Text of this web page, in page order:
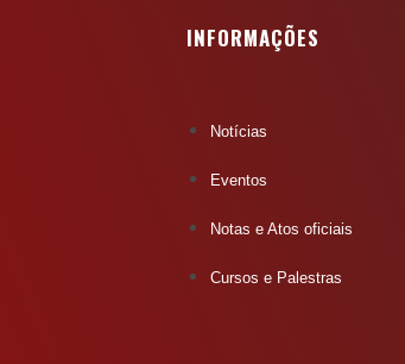
INFORMAÇÕES
Notícias
Eventos
Notas e Atos oficiais
Cursos e Palestras